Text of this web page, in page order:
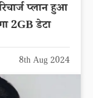
प्लान हुआ
2GB डेटा
8th Aug 2024